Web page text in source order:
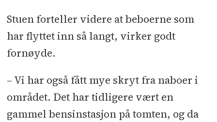
Stuen forteller videre at beboerne som
har flyttet inn så langt, virker godt
fornøyde.
– Vi har også fått mye skryt fra naboer i
området. Det har tidligere vært en
gammel bensinstasjon på tomten, og da